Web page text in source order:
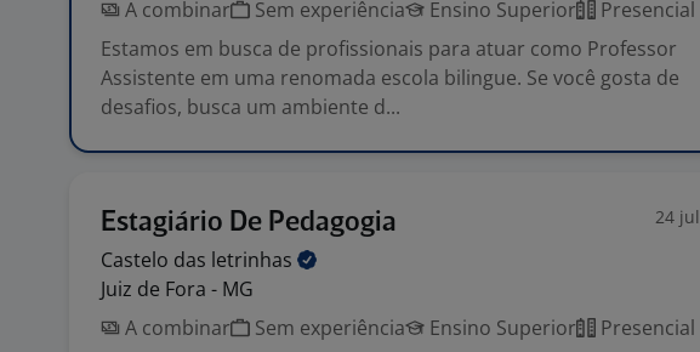
A combinar
Sem experiência Ensino Superior
Presencial
Estamos em busca de profissionais para atuar como Professor
Assistente em uma renomada escola bilingue. Se você gosta de
desafios, busca um ambiente d...
Estagiário De Pedagogia 24 jul
Castelo das letrinhas
Juiz de Fora - MG
A combinar
Sem experiência Ensino Superior
Presencial